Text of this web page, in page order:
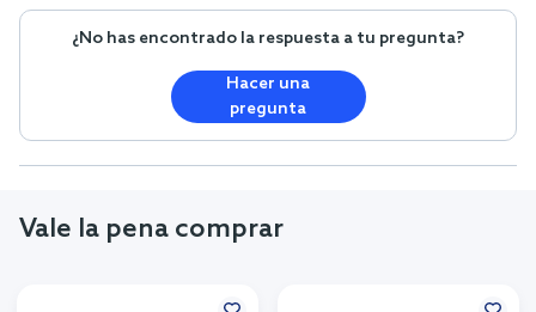
¿No has encontrado la respuesta a tu pregunta?
Hacer una
pregunta
Vale la pena comprar